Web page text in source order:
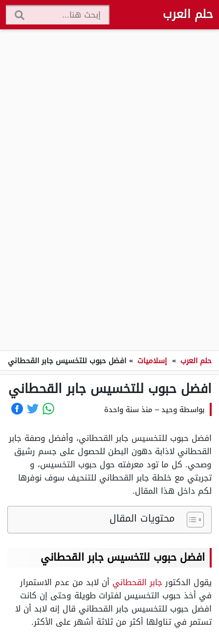
حلم العرب
حلم العرب » إسلاميات » افضل حبوب للتخسيس جابر القحطاني
افضل حبوب للتخسيس جابر القحطاني
بواسطة وحيد– منذ سنة واحدة
افضل حبوب للتخسيس جابر القحطاني، وأفضل وصفة جابر
القحطاني لاذابة دهون البطن للحصول على جسم رشيق
وصحي. كل ما تود معرفته حول حبوب التخسيس، و
تجربتي مع خلطة جابر القحطاني للتنحيف سوف نوفرها
لكم داخل هذا المقال.
محتويات المقال
افضل حبوب للتخسيس جابر القحطاني
يقول الدكتورجابر القحطاني أن لابد من عدم الاستمرار
في أخذ حبوب التخسيس لفترات طويلة وحتى إن كانت
افضل حبوب للتخسيس جابر القحطاني قال إنه لابد أن لا
تستمر في تناولها أكثر من ثلاثة أشهر على الأكثر.